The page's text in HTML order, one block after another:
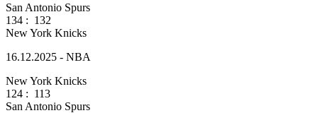
San Antonio Spurs
134 : 132
New York Knicks
16.12.2025 - NBA
New York Knicks
124 : 113
San Antonio Spurs